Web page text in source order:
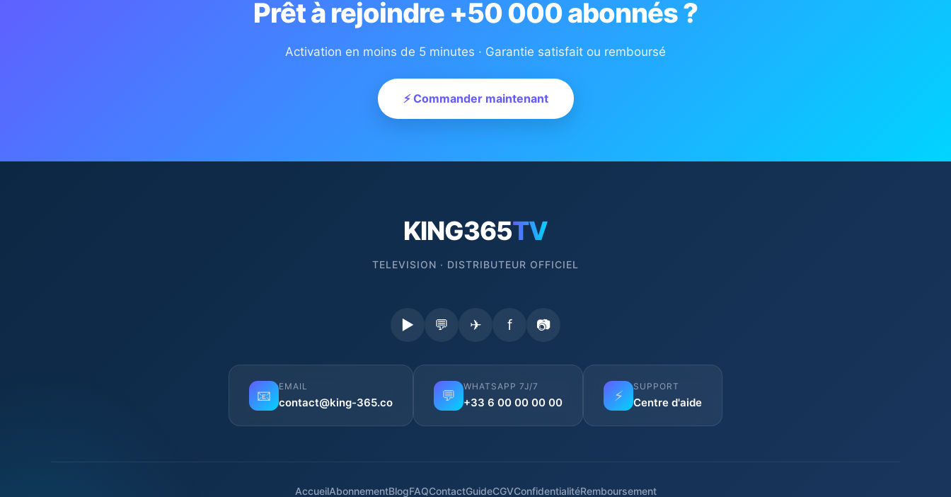
Prêt à rejoindre +50 000 abonnés ?
Activation en moins de 5 minutes · Garantie satisfait ou remboursé
⚡ Commander maintenant
KING365TV
TELEVISION · DISTRIBUTEUR OFFICIEL
▶ 💬 ✈ f 📷
📧
EMAIL
contact@king-365.co 💬
WHATSAPP 7J/7
+33 6 00 00 00 00 ⚡
SUPPORT
Centre d'aide
AccueilAbonnementBlogFAQContactGuideCGVConfidentialitéRemboursement